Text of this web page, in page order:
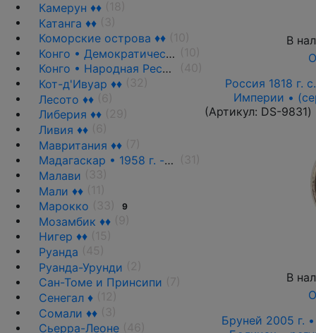
Камерун ♦♦
Катанга ♦♦
Коморские острова ♦♦
Конго • Демократическая Республика
Конго • Народная Республика ♦♦
Кот-д'Ивуар ♦♦
Лесото ♦♦
Либерия ♦♦
Ливия ♦♦
Мавритания ♦♦
Мадагаскар • 1958 г. - н.д.
Малави
Мали ♦♦
Марокко
9
Мозамбик ♦♦
Нигер ♦♦
Руанда
Руанда-Урунди
Сан-Томе и Принсипи
Сенегал ♦
Сомали ♦♦
Сьерра-Леоне
В
Россия 1818 г.
Империи •
(Артикул: DS-9831)
В
Бруней 2005 г.